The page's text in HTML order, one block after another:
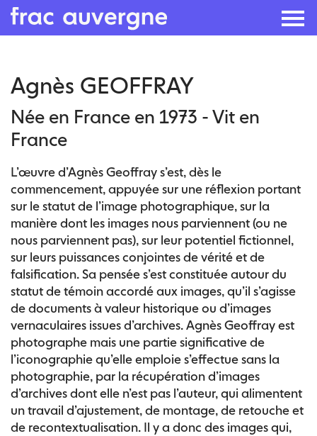
content
Agnès GEOFFRAY
Née en France en 1973 - Vit en
France
L’œuvre d’Agnès Geoffray s’est, dès le
commencement, appuyée sur une réflexion portant
sur le statut de l’image photographique, sur la
manière dont les images nous parviennent (ou ne
nous parviennent pas), sur leur potentiel fictionnel,
sur leurs puissances conjointes de vérité et de
falsification. Sa pensée s’est constituée autour du
statut de témoin accordé aux images, qu’il s’agisse
de documents à valeur historique ou d’images
vernaculaires issues d’archives. Agnès Geoffray est
photographe mais une partie significative de
l’iconographie qu’elle emploie s’effectue sans la
photographie, par la récupération d’images
d’archives dont elle n’est pas l’auteur, qui alimentent
un travail d’ajustement, de montage, de retouche et
de recontextualisation. Il y a donc des images qui,